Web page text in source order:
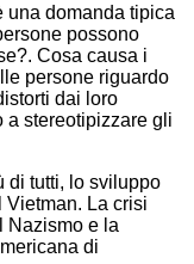
una domanda tipica
possono
Cosa causa i
persone riguardo
dai loro
a stereotipizzare gli
di tutti, lo sviluppo
La crisi
Nazismo e la
di